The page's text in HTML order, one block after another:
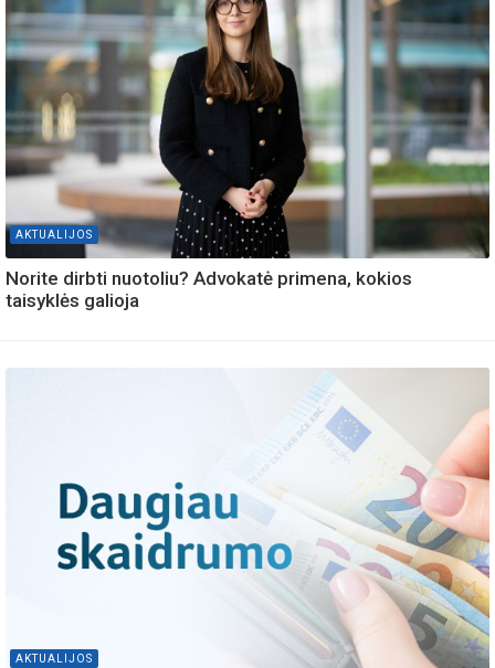
AKTUALIJOS
Norite dirbti nuotoliu? Advokatė primena, kokios
taisyklės galioja
AKTUALIJOS